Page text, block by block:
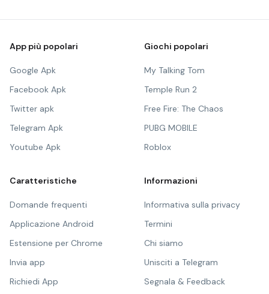
App più popolari
Google Apk
Facebook Apk
Twitter apk
Telegram Apk
Youtube Apk
Giochi popolari
My Talking Tom
Temple Run 2
Free Fire: The Chaos
PUBG MOBILE
Roblox
Caratteristiche
Domande frequenti
Applicazione Android
Estensione per Chrome
Invia app
Richiedi App
Informazioni
Informativa sulla privacy
Termini
Chi siamo
Unisciti a Telegram
Segnala & Feedback